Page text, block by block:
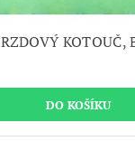
KOTOUČ,